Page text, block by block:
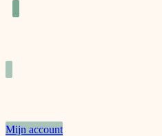
Mijn account